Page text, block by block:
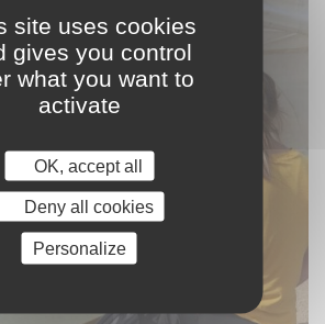
site uses cookies
gives you control
what you want to
activate
OK, accept all
Deny all cookies
Personalize